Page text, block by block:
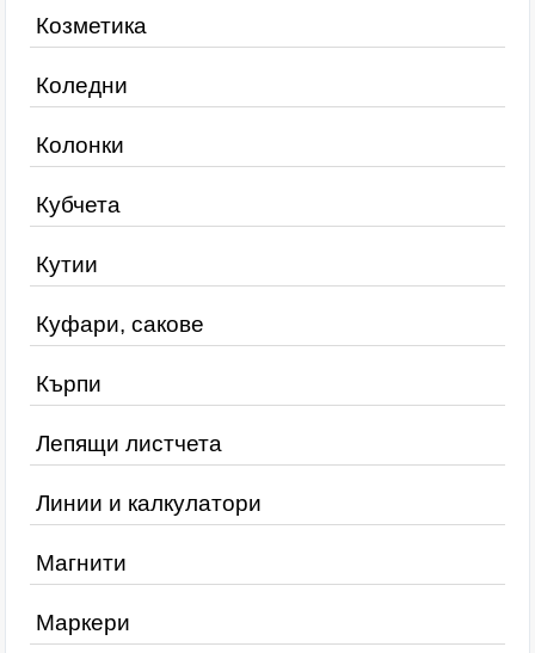
Козметика
Коледни
Колонки
Кубчета
Кутии
Куфари, сакове
Кърпи
Лепящи листчета
Линии и калкулатори
Магнити
Маркери